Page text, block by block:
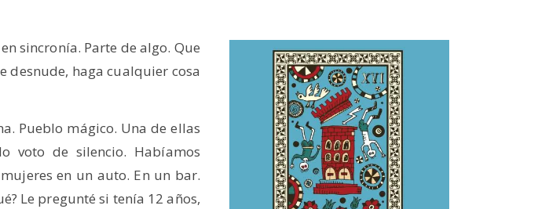
sincronía. Parte de algo. Que
desnude, haga cualquier cosa
Pueblo mágico. Una de ellas
voto de silencio. Habíamos
en un auto. En un bar.
Le pregunté si tenía 12 años,